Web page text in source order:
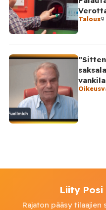
Talous9
Liity Posi
Rajaton pääsy